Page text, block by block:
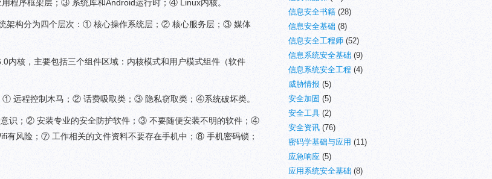
程序框架层；③ 系统库和Android运行时；④ Linux内核。
架构分为四个层次：① 核心操作系统层；② 核心服务层；③ 媒体
内核，主要包括三个组件区域：内核模式和用户模式组件（软件
① 远程控制木马；② 话费吸取类；③ 隐私窃取类；④系统破坏类。
识；② 安装专业的安全防护软件；③ 不要随便安装不明的软件；④
风险；⑦ 工作相关的文件资料不要存在手机中；⑧ 手机密码锁；
信息安全书籍 (28)
信息安全基础 (8)
信息安全工程师 (52)
信息系统安全基础 (9)
信息系统安全工程 (4)
威胁情报 (5)
安全加固 (5)
安全工具 (2)
安全资讯 (76)
密码学基础与应用 (11)
应急响应 (5)
应用系统安全基础 (8)